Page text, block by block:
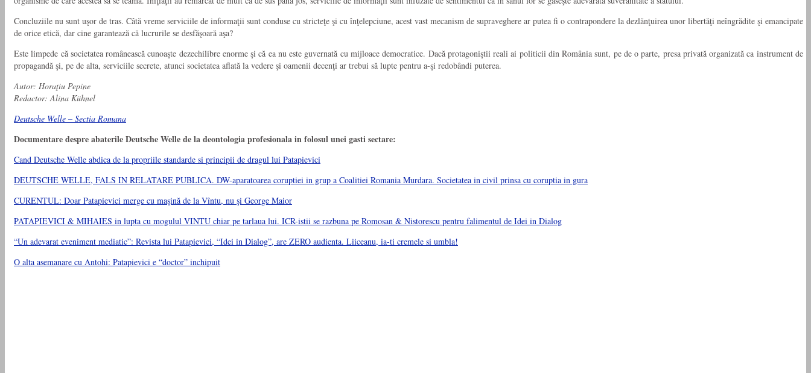
Concluziile nu sunt uşor de tras. Câtă vreme serviciile de informaţii sunt conduse cu stricteţe şi cu înţelepciune, acest vast mecanism de supraveghere ar putea fi o contrapondere la dezlănţuirea unor libertăţi neîngrădite şi emancipate
de orice etică, dar cine garantează că lucrurile se desfăşoară aşa?
Este limpede că societatea românească cunoaşte dezechilibre enorme şi că ea nu este guvernată cu mijloace democratice. Dacă protagoniştii reali ai politicii din România sunt, pe de o parte, presa privată organizată ca instrument de
propagandă şi, pe de alta, serviciile secrete, atunci societatea aflată la vedere şi oamenii decenţi ar trebui să lupte pentru a-şi redobândi puterea.
Autor: Horaţiu Pepine
Redactor: Alina Kühnel
Deutsche Welle – Sectia Romana
Documentare despre abaterile Deutsche Welle de la deontologia profesionala in folosul unei gasti sectare:
Cand Deutsche Welle abdica de la propriile standarde si principii de dragul lui Patapievici
DEUTSCHE WELLE, FALS IN RELATARE PUBLICA. DW-aparatoarea coruptiei in grup a Coalitiei Romania Murdara. Societatea in civil prinsa cu coruptia in gura
CURENTUL: Doar Patapievici merge cu maşină de la Vîntu, nu şi George Maior
PATAPIEVICI & MIHAIES in lupta cu mogulul VINTU chiar pe tarlaua lui. ICR-istii se razbuna pe Romosan & Nistorescu pentru falimentul de Idei in Dialog
“Un adevarat eveniment mediatic”: Revista lui Patapievici, “Idei in Dialog”, are ZERO audienta. Liiceanu, ia-ti cremele si umbla!
O alta asemanare cu Antohi: Patapievici e “doctor” inchipuit